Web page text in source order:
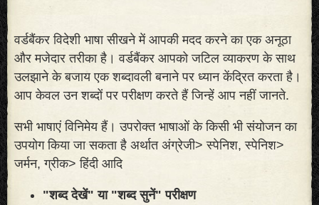
वर्डबैंकर विदेशी भाषा सीखने में आपकी मदद करने का एक अनूठा
और मजेदार तरीका है। वर्डबैंकर आपको जटिल व्याकरण के साथ
उलझाने के बजाय एक शब्दावली बनाने पर ध्यान केंद्रित करता है।
आप केवल उन शब्दों पर परीक्षण करते हैं जिन्हें आप नहीं जानते.
सभी भाषाएं विनिमेय हैं। उपरोक्त भाषाओं के किसी भी संयोजन का
उपयोग किया जा सकता है अर्थात अंग्रेजी> स्पेनिश, स्पेनिश>
जर्मन, ग्रीक> हिंदी आदि
"शब्द देखें" या "शब्द सुनें" परीक्षण